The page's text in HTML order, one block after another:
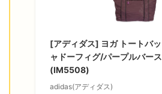
[アディダス] ヨガ トートバ
ャドーフィグ/パープルバー
(IM5508)
adidas(アディダス)